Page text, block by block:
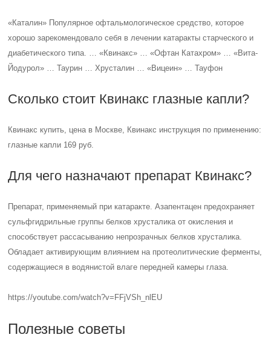
«Каталин» Популярное офтальмологическое средство, которое
хорошо зарекомендовало себя в лечении катаракты старческого и
диабетического типа. … «Квинакс» … «Офтан Катахром» … «Вита-
Йодурол» … Таурин … Хрусталин … «Вицеин» … Тауфон
Сколько стоит Квинакс глазные капли?
Квинакс купить, цена в Москве, Квинакс инструкция по применению:
глазные капли 169 руб.
Для чего назначают препарат Квинакс?
Препарат, применяемый при катаракте. Азапентацен предохраняет
сульфгидрильные группы белков хрусталика от окисления и
способствует рассасыванию непрозрачных белков хрусталика.
Обладает активирующим влиянием на протеолитические ферменты,
содержащиеся в водянистой влаге передней камеры глаза.
https://youtube.com/watch?v=FFjVSh_nlEU
Полезные советы